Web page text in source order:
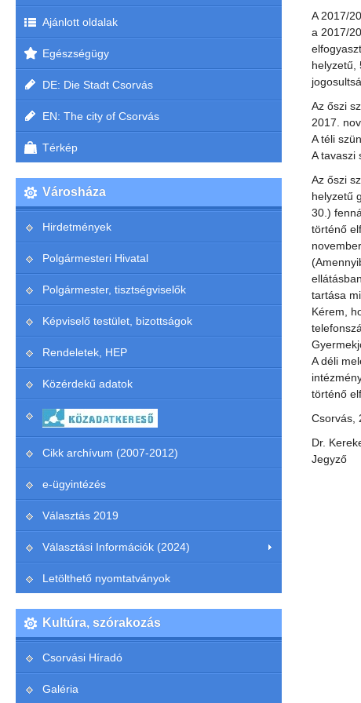
A 2017/
a 2017/
helyzetű,
Az őszi
2017.
A téli
A tavaszi
Az őszi
helyzetű
30.)
történő
tartása
Kérem,
A déli
történő
Csorvás,
Dr.
Jegyző
Ajánlott oldalak
Egészségügy
DE: Die Stadt Csorvás
EN: The city of Csorvás
Térkép
Városháza
Hirdetmények
Polgármesteri Hivatal
Polgármester, tisztségviselők
Képviselő testület, bizottságok
Rendeletek, HEP
Közérdekű adatok
Cikk archívum (2007-2012)
e-ügyintézés
Választás 2019
Választási Információk (2024)
Letölthető nyomtatványok
Kultúra, szórakozás
Csorvási Híradó
Galéria